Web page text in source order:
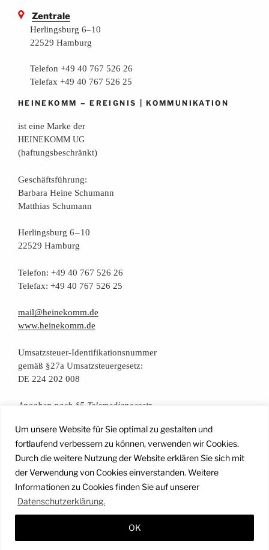
Um unsere Website für Sie optimal zu gestalten und
fortlaufend verbessern zu können, verwenden wir Cookies.
Durch die weitere Nutzung der Website erklären Sie sich mit
der Verwendung von Cookies einverstanden. Weitere
Informationen zu Cookies finden Sie auf unserer
Datenschutzerklärung.
OK
Zentrale
Herlingsburg 6–10
22529 Hamburg
Telefon +49 40 767 526 26
Telefax +49 40 767 526 25
HEINEKOMM –EREIGNIS |KOMMUNIKATION
ist eine Mar­ke der
HEINEKOMM UG
(haf­tungs­be­schränkt)
Geschäfts­füh­rung:
Bar­ba­ra Hei­ne Schumann
Mat­thi­as Schumann
Her­lings­burg 6 – 10
22529 Hamburg
Tele­fon: +49 40 767 526 26
Tele­fax: +49 40 767 526 25
mail@heinekomm.de
www.heinekomm.de
Umsatz­steu­er-Iden­ti­fi­ka­ti­ons­num­mer
gemäß §27a Umsatzsteuergesetz:
DE 224 202 008
Anga­ben nach §5 Telemediengesetz
Daten­schutz­er­klä­rung
FacebookInstagramYouTubeMail